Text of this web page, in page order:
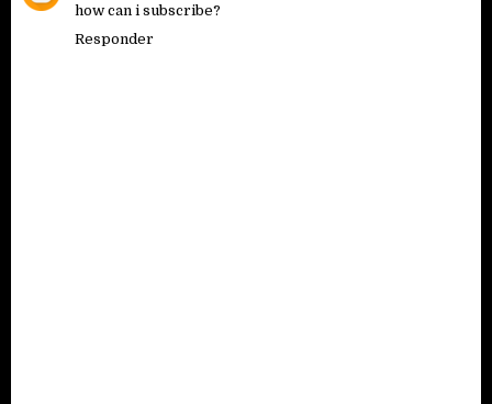
how can i subscribe?
Responder